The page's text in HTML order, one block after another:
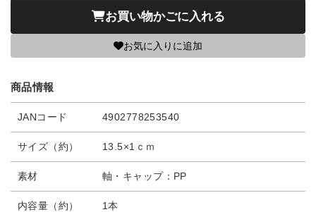
お買い物かごに入れる
お気に入りに追加
商品情報
JANコード 4902778253540
サイズ（約） 13.5×1ｃｍ
素材 軸・キャップ：PP
内容量（約） 1本